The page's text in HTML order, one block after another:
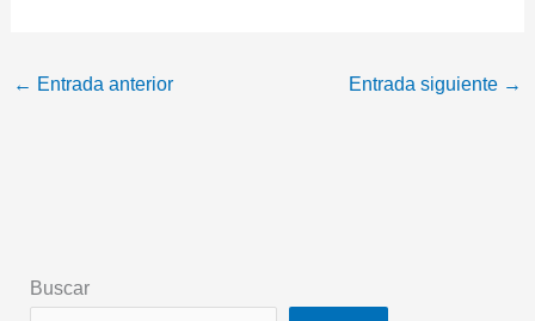
← Entrada anterior Entrada siguiente →
Buscar